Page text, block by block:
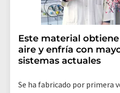
Este material
aire y enfría con
sistemas actuales
Se ha fabricado por primera